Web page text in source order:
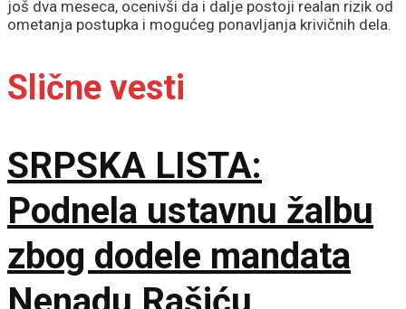
još dva meseca, ocenivši da i dalje postoji realan rizik od
ometanja postupka i mogućeg ponavljanja krivičnih dela.
Slične vesti
SRPSKA LISTA:
Podnela ustavnu žalbu
zbog dodele mandata